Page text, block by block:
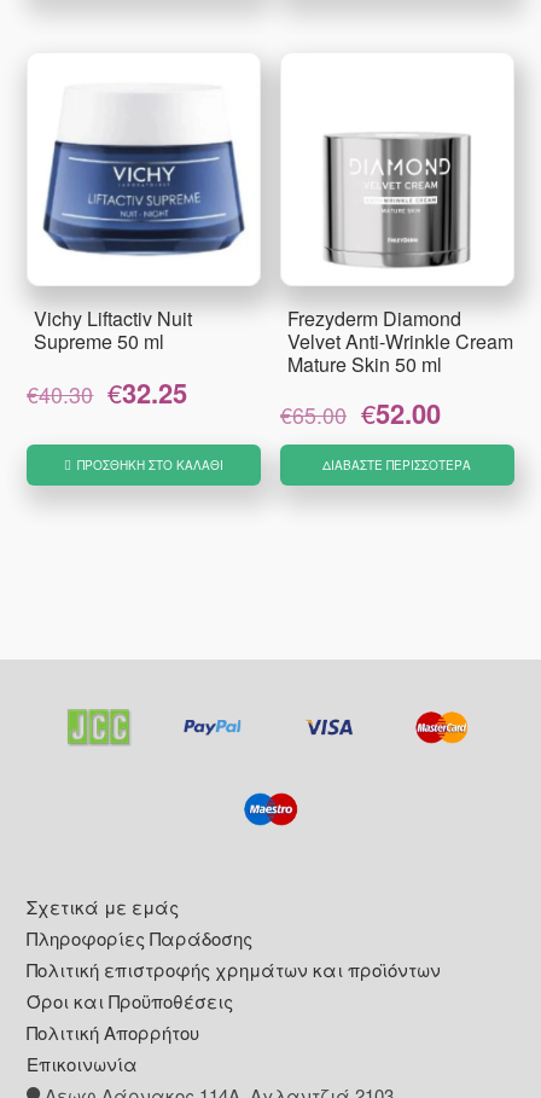
Vichy Liftactiv Nuit
Supreme 50 ml
€40.30
Original
price
€40.30.
€32.25
είναι:
€32.25.
ΠΡΟΣΘΉΚΗ ΣΤΟ ΚΑΛΆΘΙ
Frezyderm Diamond
Velvet Anti-Wrinkle Cream
Mature Skin 50 ml
€65.00
Original
price
was:
€65.00.
€52.00
τιμή
είναι:
ΔΙΑΒΆΣΤΕ ΠΕΡΙΣΣΌΤΕΡΑ
Footer
Σχετικά με εμάς
Πληροφορίες Παράδοσης
Πολιτική επιστροφής χρημάτων και προϊόντων
Όροι και Προϋποθέσεις
Πολιτική Απορρήτου
Επικοινωνία